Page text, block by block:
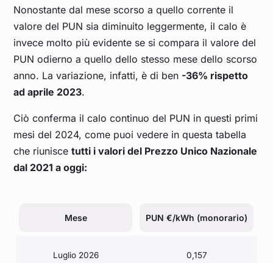
Nonostante dal mese scorso a quello corrente il
valore del PUN sia diminuito leggermente, il calo è
invece molto più evidente se si compara il valore del
PUN odierno a quello dello stesso mese dello scorso
anno. La variazione, infatti, è di ben -36% rispetto
ad aprile 2023.
Ciò conferma il calo continuo del PUN in questi primi
mesi del 2024, come puoi vedere in questa tabella
che riuniscetutti i valori del Prezzo Unico Nazionale
dal 2021 a oggi:
Mese PUN €/kWh (monorario)
Luglio 2026 0,157